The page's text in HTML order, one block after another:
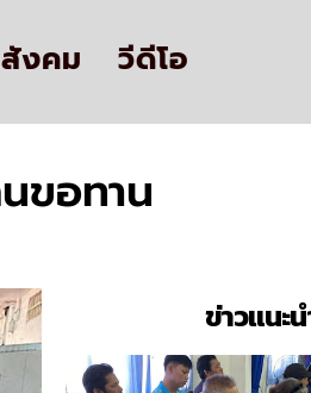
สังคม วีดีโอ
ขอทาน
ข่าวแนะ